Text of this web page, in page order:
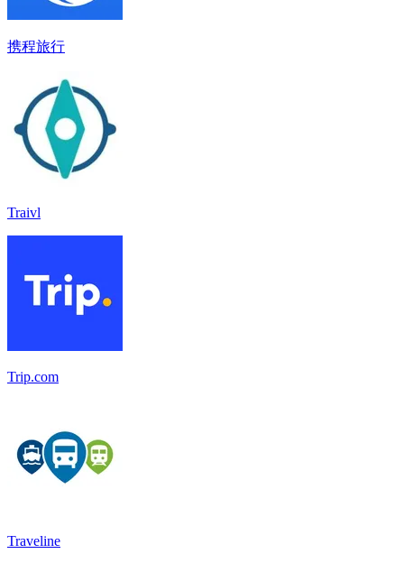
携程旅行
Traivl
Trip.com
Traveline